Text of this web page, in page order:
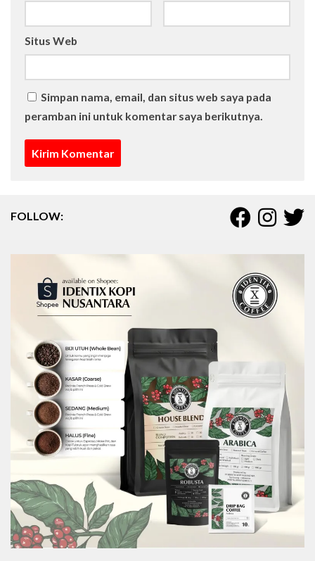
Situs Web
Simpan nama, email, dan situs web saya pada
peramban ini untuk komentar saya berikutnya.
FOLLOW: